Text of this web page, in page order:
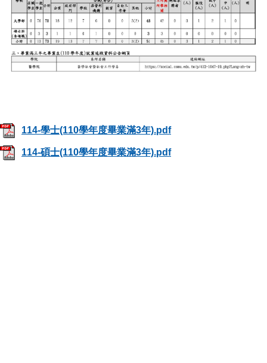
114-學士(110學年度畢業滿3年).pdf
114-碩士(110學年度畢業滿3年).pdf